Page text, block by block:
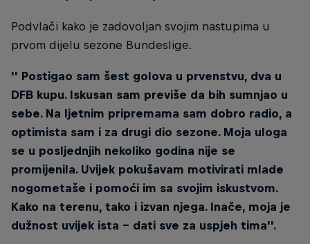
Podvlači kako je zadovoljan svojim nastupima u
prvom dijelu sezone Bundeslige.
'' Postigao sam šest golova u prvenstvu, dva u
DFB kupu. Iskusan sam previše da bih sumnjao u
sebe. Na ljetnim pripremama sam dobro radio, a
optimista sam i za drugi dio sezone. Moja uloga
se u posljednjih nekoliko godina nije se
promijenila. Uvijek pokušavam motivirati mlade
nogometaše i pomoći im sa svojim iskustvom.
Kako na terenu, tako i izvan njega. Inače, moja je
dužnost uvijek ista - dati sve za uspjeh tima''.